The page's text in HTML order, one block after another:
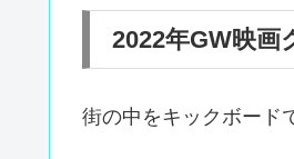
2022年GW映画
街の中をキックボード